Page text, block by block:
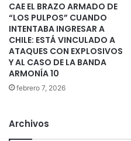
CAE EL BRAZO ARMADO DE
“LOS PULPOS” CUANDO
INTENTABA INGRESAR A
CHILE: ESTÁ VINCULADO A
ATAQUES CON EXPLOSIVOS
Y AL CASO DE LA BANDA
ARMONÍA 10
febrero 7, 2026
Archivos